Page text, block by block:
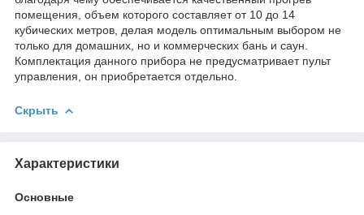
помещения, объем которого составляет от 10 до 14
кубических метров, делая модель оптимальным выбором не
только для домашних, но и коммерческих бань и саун.
Комплектация данного прибора не предусматривает пульт
управления, он приобретается отдельно.
Скрыть
Характеристики
Основные